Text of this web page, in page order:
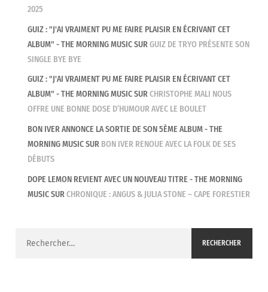
2025
GUIZ : "J'AI VRAIMENT PU ME FAIRE PLAISIR EN ÉCRIVANT CET
ALBUM" - THE MORNING MUSICSURGUIZ DE TRYO PRÉSENTE SON
SINGLE BYE BYE
GUIZ : "J'AI VRAIMENT PU ME FAIRE PLAISIR EN ÉCRIVANT CET
ALBUM" - THE MORNING MUSICSURCHRISTOPHE MALI NOUS
OFFRE UNE BONNE DOSE D’HUMOUR AVEC LE BOULET
BON IVER ANNONCE LA SORTIE DE SON 5ÈME ALBUM - THE
MORNING MUSICSUR BON IVER RENOUE AVEC LA FOLK DE SES
DÉBUTS
DOPE LEMON REVIENT AVEC UN NOUVEAU TITRE - THE MORNING
MUSICSURCHRONIQUE : ANGUS & JULIA STONE – CAPE FORESTIER